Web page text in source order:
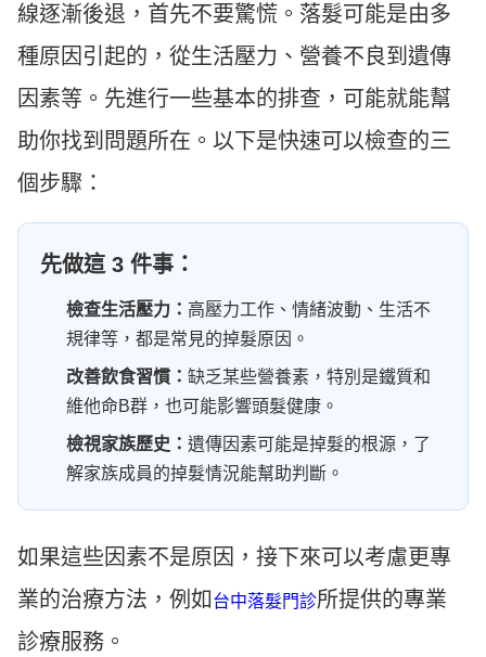
線逐漸後退，首先不要驚慌。落髮可能是由多
種原因引起的，從生活壓力、營養不良到遺傳
因素等。先進行一些基本的排查，可能就能幫
助你找到問題所在。以下是快速可以檢查的三
個步驟：
先做這 3 件事：
檢查生活壓力： 高壓力工作、情緒波動、生活不
規律等，都是常見的掉髮原因。
改善飲食習慣：缺乏某些營養素，特別是鐵質和
維他命B群，也可能影響頭髮健康。
檢視家族歷史：遺傳因素可能是掉髮的根源，了
解家族成員的掉髮情況能幫助判斷。
如果這些因素不是原因，接下來可以考慮更專
業的治療方法，例如台中落髮門診所提供的專業
診療服務。